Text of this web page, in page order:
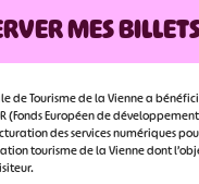
MES
de Tourisme de la Vienne a
(Fonds Européen de
des services numériques
tourisme de la Vienne dont